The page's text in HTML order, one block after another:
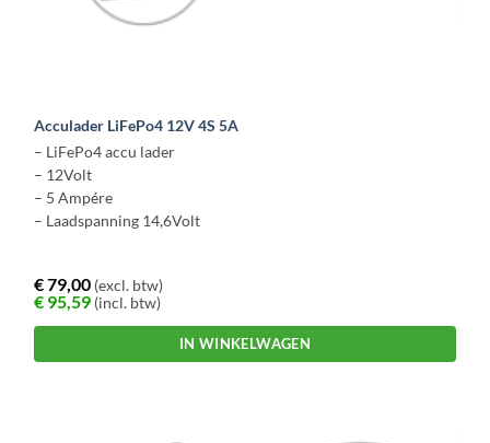
Acculader LiFePo4 12V 4S 5A
– LiFePo4 accu lader
– 12Volt
– 5 Ampére
– Laadspanning 14,6Volt
€79,00 (excl. btw)
€ 95,59 (incl. btw)
IN WINKELWAGEN